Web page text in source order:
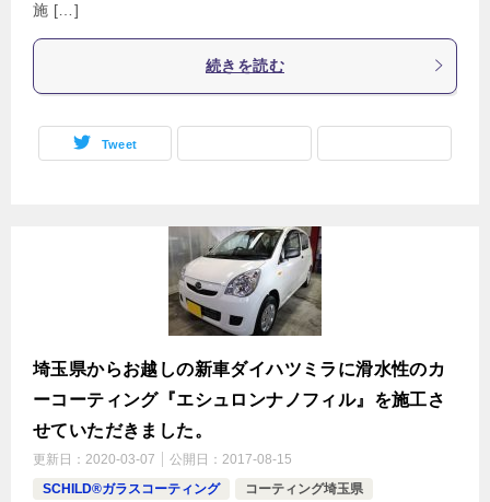
施 […]
続きを読む
Tweet
埼玉県からお越しの新車ダイハツミラに滑水性のカ
ーコーティング『エシュロンナノフィル』を施工さ
せていただきました。
更新日： 2020-03-07 公開日： 2017-08-15
SCHILD®ガラスコーティング
コーティング埼玉県